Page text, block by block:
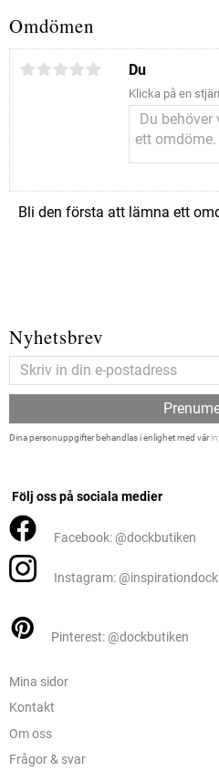
Omdömen
Du
Klicka på en
Bli den första att lämna ett
Nyhetsbrev
Dina personuppgifter behandlas i enlighet med vår
Följ oss på sociala medier
Facebook: @dockbutiken
Instagram:
Pinterest: @dockbutiken
Mina sidor
Kontakt
Om oss
Frågor & svar